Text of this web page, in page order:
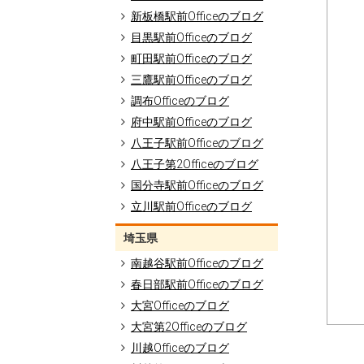
新板橋駅前Officeのブログ
目黒駅前Officeのブログ
町田駅前Officeのブログ
三鷹駅前Officeのブログ
調布Officeのブログ
府中駅前Officeのブログ
八王子駅前Officeのブログ
八王子第2Officeのブログ
国分寺駅前Officeのブログ
立川駅前Officeのブログ
埼玉県
南越谷駅前Officeのブログ
春日部駅前Officeのブログ
大宮Officeのブログ
大宮第2Officeのブログ
川越Officeのブログ